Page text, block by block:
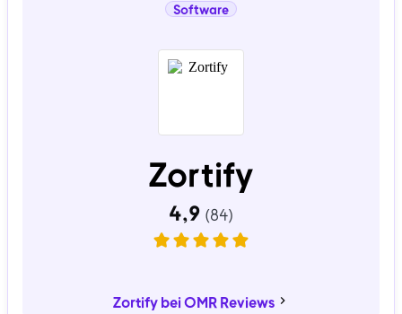
Software
Zortify
Zortify bei OMR Reviews